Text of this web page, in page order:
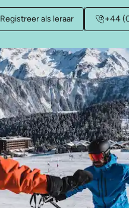
Registreer als leraar +44